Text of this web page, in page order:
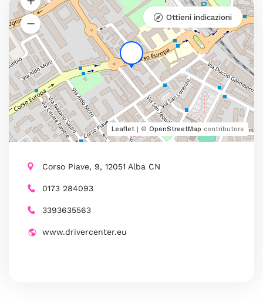
Leaflet | © OpenStreetMap contributors
Ottieni indicazioni
Corso Piave, 9, 12051 Alba CN
0173 284093
3393635563
www.drivercenter.eu